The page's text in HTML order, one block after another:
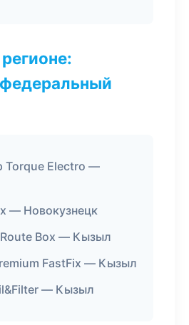
Torque Electro —
— Новокузнецк
Box — Кызыл
FastFix — Кызыл
— Кызыл